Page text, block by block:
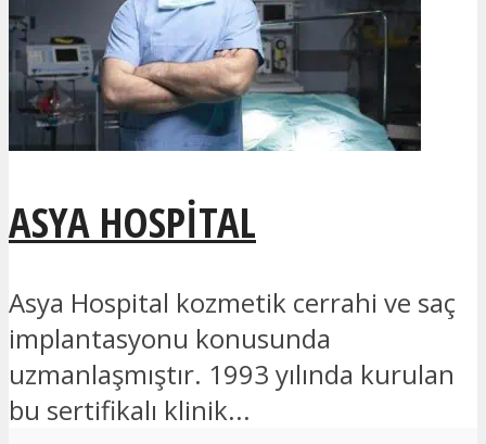
ASYA HOSPITAL
Asya Hospital kozmetik cerrahi ve saç
implantasyonu konusunda
uzmanlaşmıştır. 1993 yılında kurulan
bu sertifikalı klinik...